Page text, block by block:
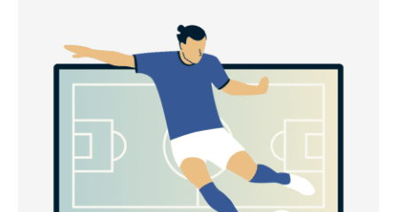
FAQ: UK VPN questions
ExpressVPN for all countries
Try a risk-free UK VPN today